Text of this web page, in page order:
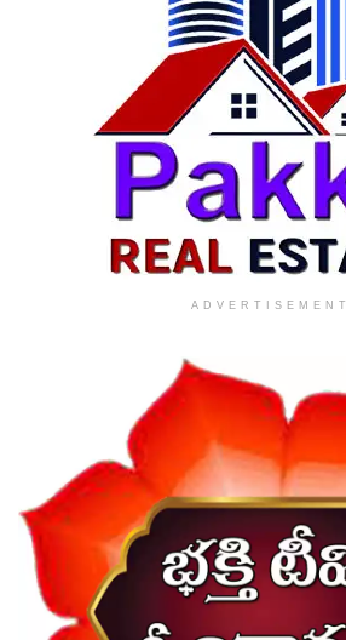
ADVERTISEMENT